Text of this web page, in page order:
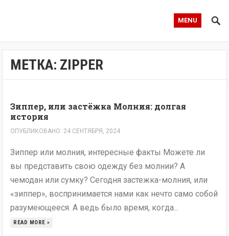
MENU
МЕТКА: ZIPPER
Зиппер, или застёжка Молния: долгая
история
ОПУБЛИКОВАНО: 24 СЕНТЯБРЯ, 2024
Зиппер или молния, интересные факты Можете ли
вы представить свою одежду без молнии? А
чемодан или сумку? Сегодня застежка-молния, или
«зиппер», воспринимается нами как нечто само собой
разумеющееся. А ведь было время, когда...
READ MORE »